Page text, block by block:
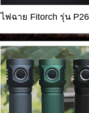
ไฟฉาย Fitorch รุ่น